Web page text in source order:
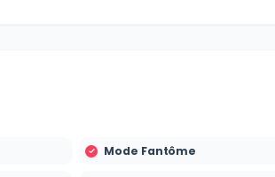
Mode Fantôme